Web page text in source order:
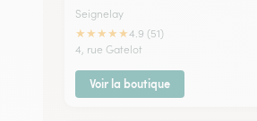
Seignelay
★★★★★4.9 (51)
4, rue Gatelot
Voir la boutique